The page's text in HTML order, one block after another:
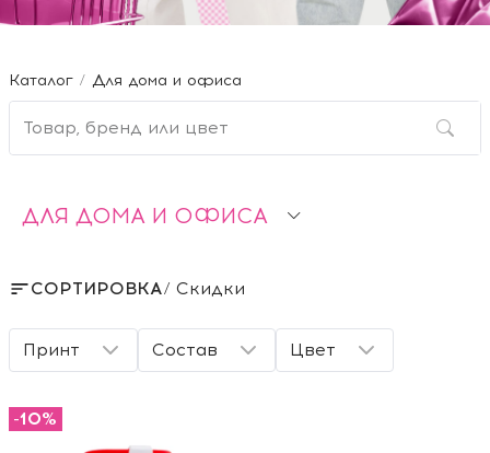
Каталог Для дома и офиса
ДЛЯ ДОМА И ОФИСА
СОРТИРОВКА/ Скидки
Принт Состав Цвет
-10%